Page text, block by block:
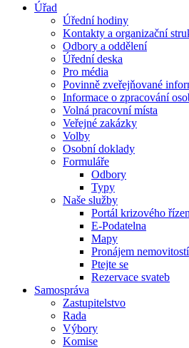
Úřad
Úřední hodiny
Kontakty a organizační
Odbory a oddělení
Úřední deska
Pro média
Povinně zveřejňované
Informace o zpracování
Volná pracovní místa
Veřejné zakázky
Volby
Osobní doklady
Formuláře
Odbory
Typy
Naše služby
Portál krizového
E-Podatelna
Mapy
Pronájem nemovitostí
Ptejte se
Rezervace svateb
Samospráva
Zastupitelstvo
Rada
Výbory
Komise